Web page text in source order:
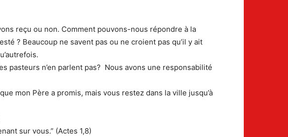
reçu ou non. Comment pouvons-nous répondre à la
? Beaucoup ne savent pas ou ne croient pas qu’il y ait
pasteurs n’en parlent pas? Nous avons une responsabilité
mon Père a promis, mais vous restez dans la ville jusqu’à
sur vous.” (Actes 1,8)